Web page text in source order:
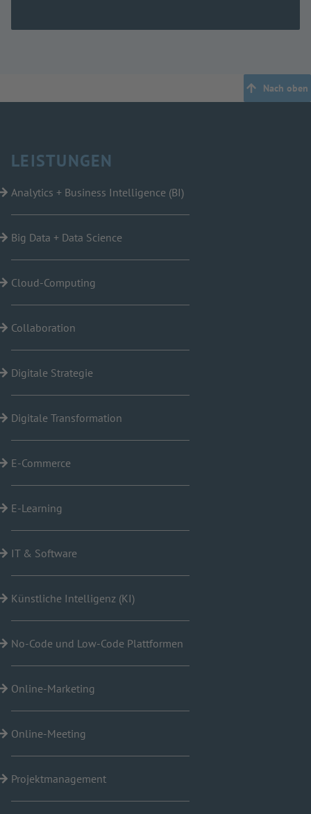
Nach oben
LEISTUNGEN
Analytics + Business Intelligence (BI)
Big Data + Data Science
Cloud-Computing
Collaboration
Digitale Strategie
Digitale Transformation
E-Commerce
E-Learning
IT & Software
Künstliche Intelligenz (KI)
No-Code und Low-Code Plattformen
Online-Marketing
Online-Meeting
Projektmanagement